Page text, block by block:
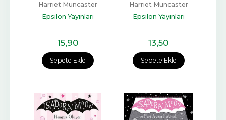
Sepete Ekle
Harriet Muncaster
Epsilon Yayınları
15,90
Sepete Ekle
Harriet Muncaster
Epsilon Yayınları
13,50